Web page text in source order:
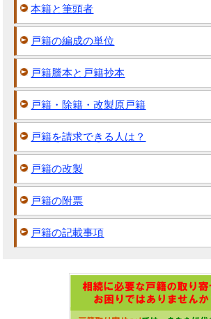
本籍と筆頭者
戸籍の編成の単位
戸籍謄本と戸籍抄本
戸籍・除籍・改製原戸籍
戸籍を請求できる人は？
戸籍の改製
戸籍の附票
戸籍の記載事項